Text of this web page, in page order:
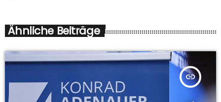
Ähnliche Beiträge
insert_link